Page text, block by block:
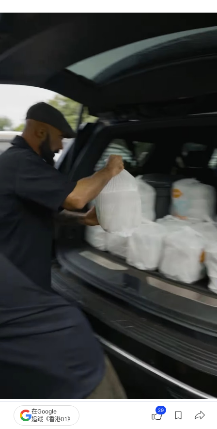
積遜莫瑪希望盡綿力幫助災民。（IG/@prideofgypsies）
在Google
追蹤《香港01》
29